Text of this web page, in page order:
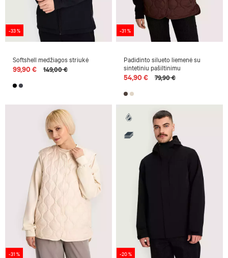
-33 %
Softshell medžiagos striukė
99,90 € 149,00 €
-31 %
Padidinto silueto liemenė su
sintetiniu pašiltinimu
54,90 € 79,90 €
-31 % -20 %